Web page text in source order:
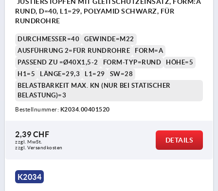
JUSTIERSTOPFEN MIT GLEITSCHUTZEINSATZ, FORM:A
RUND, D=40, L1=29, POLYAMID SCHWARZ, FÜR
RUNDROHRE
DURCHMESSER=40
GEWINDE=M22
AUSFÜHRUNG 2=FÜR RUNDROHRE
FORM=A
PASSEND ZU =Ø40X1,5-2
FORM-TYP=RUND
HÖHE=5
H1=5
LÄNGE=29,3 L1=29
SW=28
BELASTBARKEIT MAX. KN (NUR BEI STATISCHER
BELASTUNG)=3
Bestellnummer: K2034.00401520
2,39 CHF
zzgl. MwSt.
zzgl. Versandkosten
DETAILS
K2034